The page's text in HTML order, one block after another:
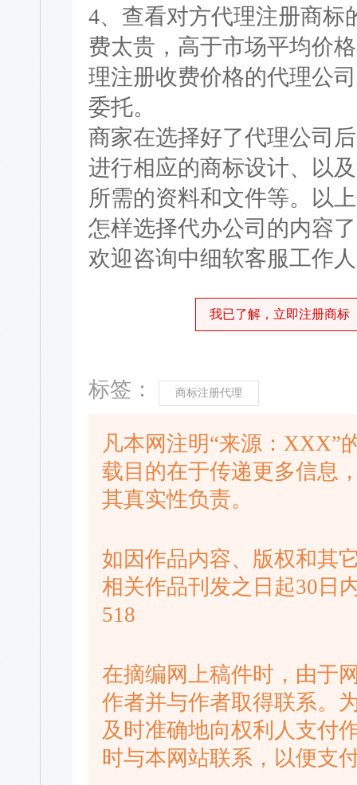
4、查看对方代理注册商标
费太贵，高于市场平均价
理注册收费价格的代理公
委托。
商家在选择好了代理公司
进行相应的商标设计、以
所需的资料和文件等。以
怎样选择代办公司的内容
欢迎咨询中细软客服工作
我已了解，立即注册商标
标签： 商标注册代理
凡本网注明“来源：XXX”
载目的在于传递更多信息
其真实性负责。
如因作品内容、版权和其
相关作品刊发之日起30日
518
在摘编网上稿件时，由于
作者并与作者取得联系。
及时准确地向权利人支付
时与本网站联系，以便支